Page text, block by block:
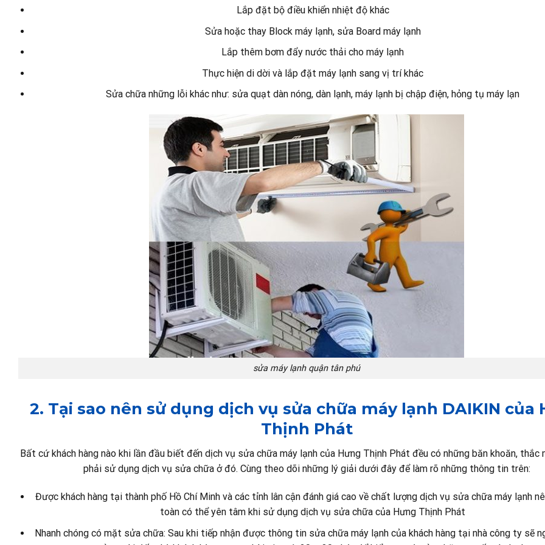
Lắp đặt bộ điều khiển nhiệt độ khác
Sửa hoặc thay Block máy lạnh, sửa Board máy lạnh
Lắp thêm bơm đẩy nước thải cho máy lạnh
Thực hiện di dời và lắp đặt máy lạnh sang vị trí khác
Sửa chữa những lỗi khác như: sửa quạt dàn nóng, dàn lạnh, máy lạnh bị chập điện, hỏng tụ máy lạn
sửa máy lạnh quận tân phú
2. Tại sao nên sử dụng dịch vụ sửa chữa máy lạnh DAIKIN của
Thịnh Phát
Bất cứ khách hàng nào khi lần đầu biết đến dịch vụ sửa chữa máy lạnh của Hưng Thịnh Phát đều có những băn khoăn, thắc
phải sử dụng dịch vụ sửa chữa ở đó. Cùng theo dõi những lý giải dưới đây để làm rõ những thông tin trên:
Được khách hàng tại thành phố Hồ Chí Minh và các tỉnh lân cận đánh giá cao về chất lượng dịch vụ sửa chữa máy lạnh
toàn có thể yên tâm khi sử dụng dịch vụ sửa chữa của Hưng Thịnh Phát
Nhanh chóng có mặt sửa chữa: Sau khi tiếp nhận được thông tin sửa chữa máy lạnh của khách hàng tại nhà công ty sẽ